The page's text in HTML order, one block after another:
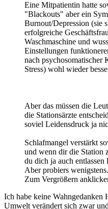
Eine Mitpatientin hatte
"Blackouts" aber ein
Burnout/Depression (sie
erfolgreiche
Waschmaschine und
Einstellungen
nach psychosomatischer
Stress) wohl wieder
Aber das müssen die
die Stationsärzte
soviel Leidensdruck ja
Schlafmangel verstärkt
und wenn dir die Station
du dich ja auch entlassen
Aber probiers wenigstens.
Zum Vergrößern
Ich habe keine
Umwelt verändert sich zwar